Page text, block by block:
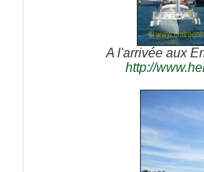
A l'arrivée aux
http://